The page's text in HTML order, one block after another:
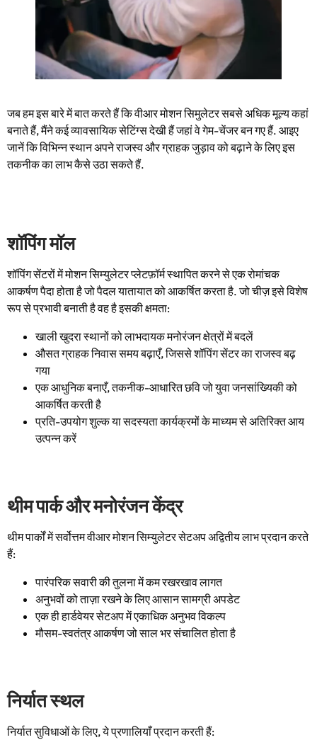
जब हम इस बारे में बात करते हैं कि वीआर मोशन सिमुलेटर सबसे अधिक मूल्य कहां
बनाते हैं, मैंने कई व्यावसायिक सेटिंग्स देखी हैं जहां वे गेम-चेंजर बन गए हैं. आइए
जानें कि विभिन्न स्थान अपने राजस्व और ग्राहक जुड़ाव को बढ़ाने के लिए इस
तकनीक का लाभ कैसे उठा सकते हैं.
शॉपिंग मॉल
शॉपिंग सेंटरों में मोशन सिम्युलेटर प्लेटफ़ॉर्म स्थापित करने से एक रोमांचक
आकर्षण पैदा होता है जो पैदल यातायात को आकर्षित करता है. जो चीज़ इसे विशेष
रूप से प्रभावी बनाती है वह है इसकी क्षमता:
खाली खुदरा स्थानों को लाभदायक मनोरंजन क्षेत्रों में बदलें
औसत ग्राहक निवास समय बढ़ाएँ, जिससे शॉपिंग सेंटर का राजस्व बढ़
गया
एक आधुनिक बनाएँ, तकनीक-आधारित छवि जो युवा जनसांख्यिकी को
आकर्षित करती है
प्रति-उपयोग शुल्क या सदस्यता कार्यक्रमों के माध्यम से अतिरिक्त आय
उत्पन्न करें
थीम पार्क और मनोरंजन केंद्र
थीम पार्कों में सर्वोत्तम वीआर मोशन सिम्युलेटर सेटअप अद्वितीय लाभ प्रदान करते
हैं:
पारंपरिक सवारी की तुलना में कम रखरखाव लागत
अनुभवों को ताज़ा रखने के लिए आसान सामग्री अपडेट
एक ही हार्डवेयर सेटअप में एकाधिक अनुभव विकल्प
मौसम-स्वतंत्र आकर्षण जो साल भर संचालित होता है
निर्यात स्थल
निर्यात सुविधाओं के लिए, ये प्रणालियाँ प्रदान करती हैं: